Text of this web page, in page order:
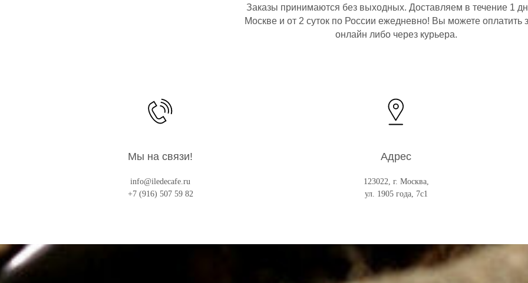
Заказы принимаются без выходных. Доставляем в течение 1
Москве и от 2 суток по России ежедневно! Вы можете оплатить
онлайн либо через курьера.
Мы на связи!
info@iledecafe.ru
+7 (916) 507 59 82
Адрес
123022, г. Москва,
ул. 1905 года, 7с1